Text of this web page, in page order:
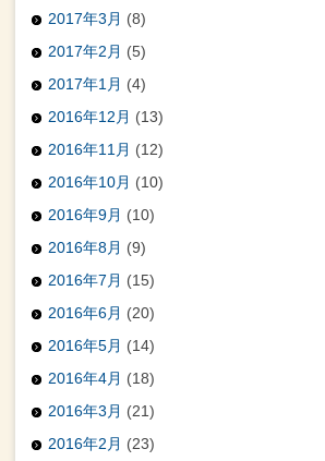
2017年3月 (8)
2017年2月 (5)
2017年1月 (4)
2016年12月 (13)
2016年11月 (12)
2016年10月 (10)
2016年9月 (10)
2016年8月 (9)
2016年7月 (15)
2016年6月 (20)
2016年5月 (14)
2016年4月 (18)
2016年3月 (21)
2016年2月 (23)